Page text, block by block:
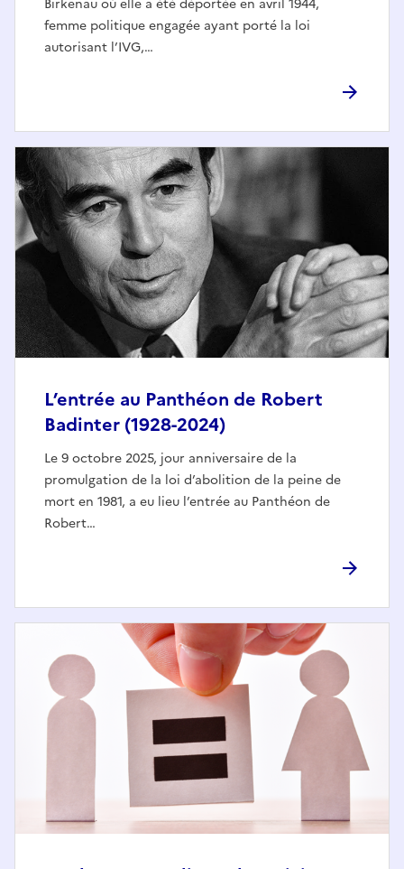
Birkenau où elle a été déportée en avril 1944,
femme politique engagée ayant porté la loi
autorisant l’IVG,…
L’entrée au Panthéon de Robert
Badinter (1928-2024)
Le 9 octobre 2025, jour anniversaire de la
promulgation de la loi d’abolition de la peine de
mort en 1981, a eu lieu l’entrée au Panthéon de
Robert…